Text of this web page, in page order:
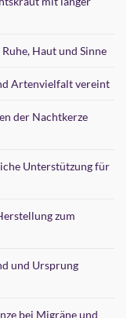
Haut und Sinne
Artenvielfalt vereint
der Nachtkerze
Unterstützung für
zum
und Ursprung
bei Migräne und